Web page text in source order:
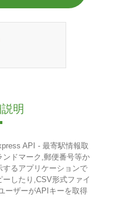
明
API - 最寄駅情報取
ドマーク,郵便番号等か
るアプリケーションで
したり,CSV形式ファイ
ーザーがAPIキーを取得